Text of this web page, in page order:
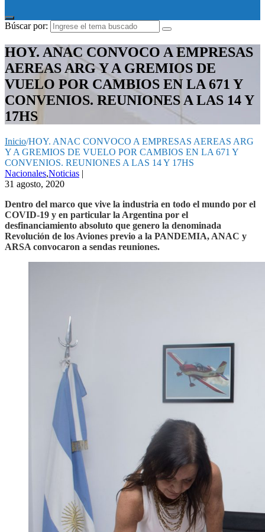
Búscar por:
HOY. ANAC CONVOCO A EMPRESAS
AEREAS ARG Y A GREMIOS DE
VUELO POR CAMBIOS EN LA 671 Y
CONVENIOS. REUNIONES A LAS 14 Y
17HS
Inicio/HOY. ANAC CONVOCO A EMPRESAS AEREAS ARG
Y A GREMIOS DE VUELO POR CAMBIOS EN LA 671 Y
CONVENIOS. REUNIONES A LAS 14 Y 17HS
Nacionales,Noticias |
31 agosto, 2020
Dentro del marco que vive la industria en todo el mundo por el
COVID-19 y en particular la Argentina por el
desfinanciamiento absoluto que genero la denominada
Revolución de los Aviones previo a la PANDEMIA, ANAC y
ARSA convocaron a sendas reuniones.